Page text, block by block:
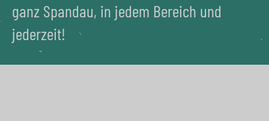
ganz Spandau, in jedem Bereich und
jederzeit!